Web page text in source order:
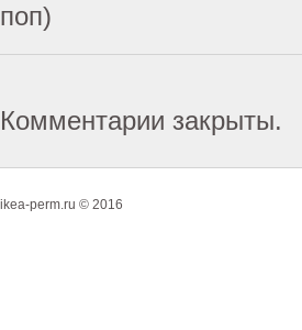
поп)
Комментарии закрыты.
ikea-perm.ru © 2016